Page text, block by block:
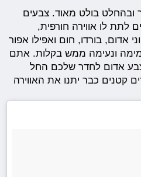
בולט מאוד. צבעים
לתת לו אווירה חורפית,
אדום, בורדו, חום ואפילו אפור
ונעימה ממש בקלות. אתם
אדום לחדר שלכם החל
קטנים כבר יתנו את האווירה